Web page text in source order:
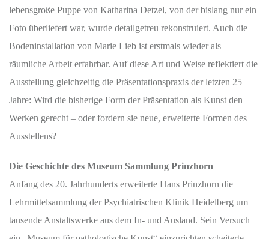
lebensgroße Puppe von Katharina Detzel, von der bislang nur ein
Foto überliefert war, wurde detailgetreu rekonstruiert. Auch die
Bodeninstallation von Marie Lieb ist erstmals wieder als
räumliche Arbeit erfahrbar. Auf diese Art und Weise reflektiert die
Ausstellung gleichzeitig die Präsentationspraxis der letzten 25
Jahre: Wird die bisherige Form der Präsentation als Kunst den
Werken gerecht – oder fordern sie neue, erweiterte Formen des
Ausstellens?
Die Geschichte des Museum Sammlung Prinzhorn
Anfang des 20. Jahrhunderts erweiterte Hans Prinzhorn die
Lehrmittelsammlung der Psychiatrischen Klinik Heidelberg um
tausende Anstaltswerke aus dem In- und Ausland. Sein Versuch